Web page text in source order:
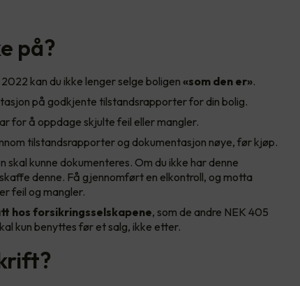
på?
kan du ikke lenger selge boligen «som den er».
på godkjente tilstandsrapporter for din bolig.
for å oppdage skjulte feil eller mangler.
tilstandsrapporter og dokumentasjon nøye, før kjøp.
skal kunne dokumenteres. Om du ikke har denne
denne. Få gjennomført en elkontroll, og motta
feil og mangler.
hos forsikringsselskapene, som de andre NEK 405
kun benyttes før et salg, ikke etter.